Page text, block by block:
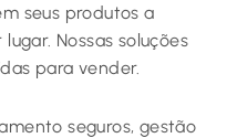
seus produtos a
Nossas soluções
para vender.
seguros, gestão